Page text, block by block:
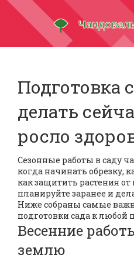
Подготовка
делать
росло
Сезонные работы в саду
когда начинать обрезку,
как защитить растения от
планируйте заранее и
Ниже собраны самые
подготовки сада к любой
Весенние
землю